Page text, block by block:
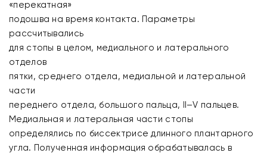
«перекатная»
подошва на время контакта. Параметры
рассчитывались
для стопы в целом, медиального и латерального
отделов
пятки, среднего отдела, медиальной и латеральной
части
переднего отдела, большого пальца, II–V пальцев.
Медиальная и латеральная части стопы
определялись по биссектрисе длинного плантарного
угла. Полученная информация обрабатывалась в